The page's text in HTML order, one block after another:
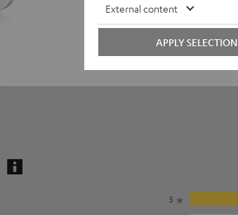
5
External content
APPLY SELECTION